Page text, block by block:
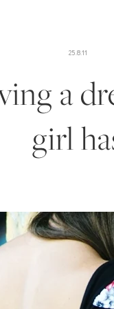
25.8.11
a
girl